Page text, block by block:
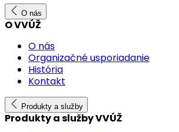
O nás
O VVÚŽ
O nás
Organizačné usporiadanie
História
Kontakt
Produkty a služby
Produkty a služby VVÚŽ